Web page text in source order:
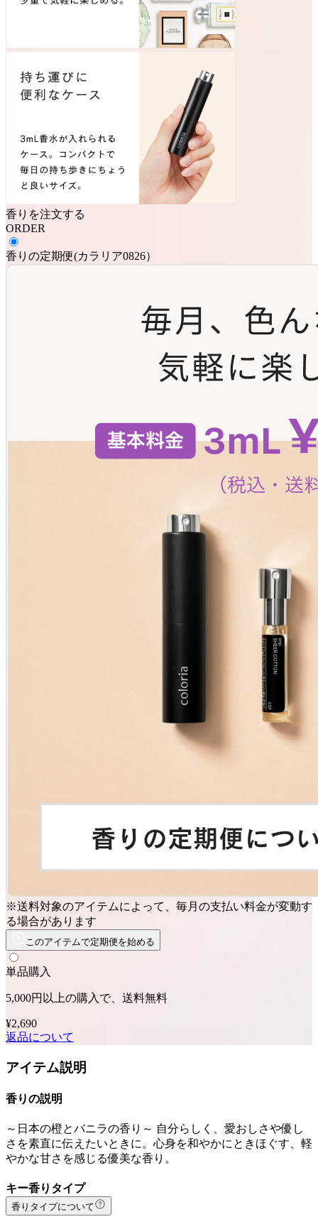
香りを注文する
ORDER
香りの定期便(カラリア0826）
※送料対象のアイテムによって、毎月の支払い料金が変動す
る場合があります
このアイテムで定期便を始める
単品購入
5,000円以上の購入で、送料無料
¥2,690
返品について
アイテム説明
香りの説明
～日本の橙とバニラの香り～ 自分らしく、愛おしさや優し
さを素直に伝えたいときに。心身を和やかにときほぐす、軽
やかな甘さを感じる優美な香り。
キー香りタイプ
香りタイプについて